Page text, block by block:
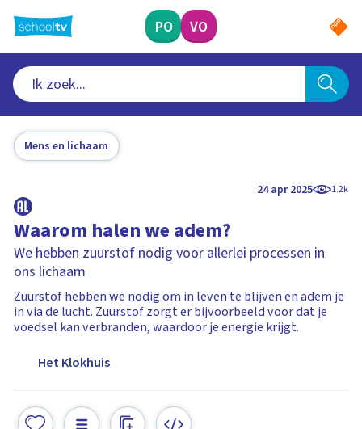
naar
hoofdinhoud
PO VO
Mens en lichaam
24 apr 2025 1.2k
Waarom halen we adem?
We hebben zuurstof nodig voor allerlei processen in
ons lichaam
Zuurstof hebben we nodig om in leven te blijven en adem je
in via de lucht. Zuurstof zorgt er bijvoorbeeld voor dat je
voedsel kan verbranden, waardoor je energie krijgt.
Het Klokhuis